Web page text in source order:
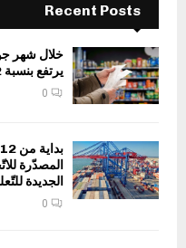
Recent Posts
خلال شهر
يرتفع بنسبة 0,2%
0
المصدّرة
الجديدة
0